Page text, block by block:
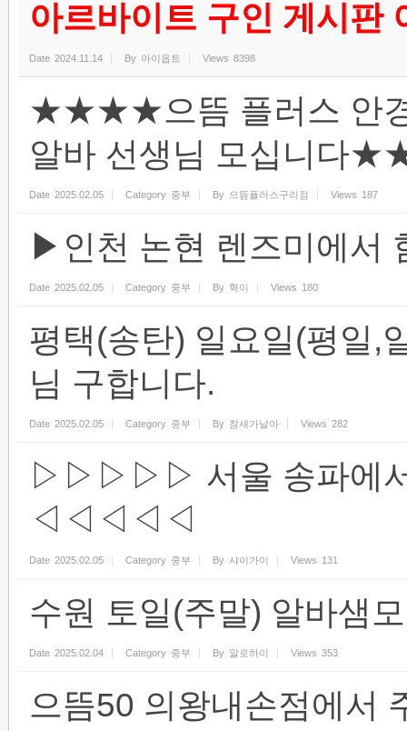
아르바이트 구인 게시판
Date 2024.11.14 By 아이옵트 Views 8398
★★★★으뜸 플러스 안경
알바 선생님 모십니
Date 2025.02.05 Category 중부 By 으뜸플러스구리점 Views 187
▶인천 논현 렌즈미에서
Date 2025.02.05 Category 중부 By 혁이 Views 180
평택(송탄) 일요일(평일,
님 구합니다.
Date 2025.02.05 Category 중부 By 참새가날아 Views 282
▷▷▷▷▷ 서울 송파에서
◁◁◁◁◁
Date 2025.02.05 Category 중부 By 샤이가이 Views 131
수원 토일(주말) 알바샘
Date 2025.02.04 Category 중부 By 알로하이 Views 353
으뜸50 의왕내손점에서